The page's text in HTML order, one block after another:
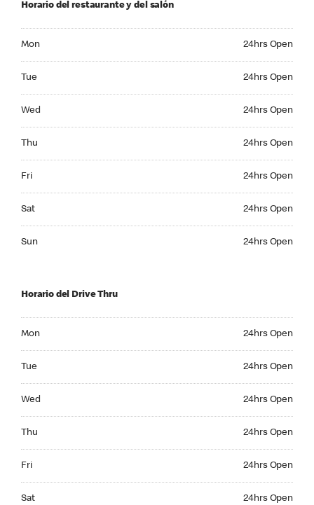
Horario del restaurante y del salón
Mon 24hrs Open
Tue 24hrs Open
Wed 24hrs Open
Thu 24hrs Open
Fri 24hrs Open
Sat 24hrs Open
Sun 24hrs Open
Horario del Drive Thru
Mon 24hrs Open
Tue 24hrs Open
Wed 24hrs Open
Thu 24hrs Open
Fri 24hrs Open
Sat 24hrs Open